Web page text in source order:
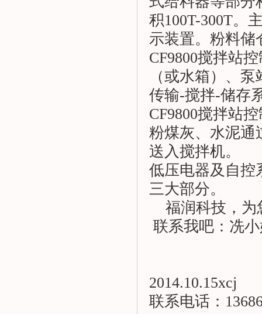
积100T-300T。
示装置。粉料储
CF9800搅拌站
（或水箱）、
传输-搅拌-储存
CF9800搅拌站
粉煤灰、水泥通
送入搅拌机。
低压电器及自控
三大部分。
福润科技，为
联系我吧：冼小
2014.10.15xcj
联系电话：